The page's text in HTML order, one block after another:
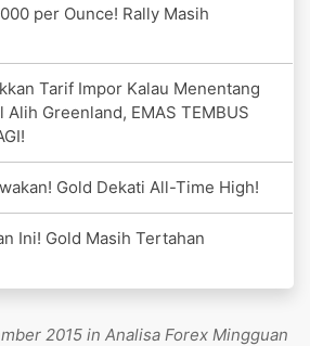
per Ounce! Rally Masih
Tarif Impor Kalau Menentang
Alih Greenland, EMAS TEMBUS
Gold Dekati All-Time High!
Ini! Gold Masih Tertahan
2015 in Analisa Forex Mingguan